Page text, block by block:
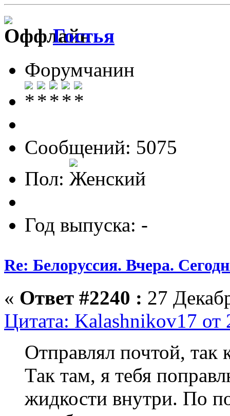
Гостья
Форумчанин
Сообщений: 5075
Пол:
Год выпуска: -
Re: Белоруссия. Вчера.
« Ответ #2240 : 27
Цитата: Kalashnikov17 от
Отправлял почтой, так
Так там, я тебя
жидкости внутри. По